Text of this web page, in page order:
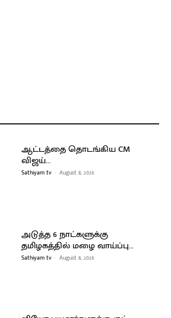
ஆட்டத்தை தொடங்கிய CM
விஜய்…
Sathiyam tv - August 8, 2026
அடுத்த 6 நாட்களுக்கு
தமிழகத்தில் மழை வாய்ப்பு…
Sathiyam tv - August 8, 2026